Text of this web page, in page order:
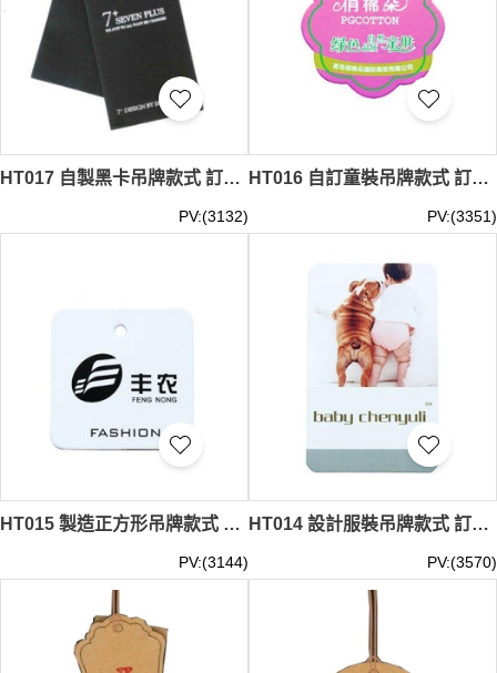
HT017 自製黑卡吊牌款式 訂造燙金吊牌款式 燙金 燙銀 成衣吊牌 服裝吊牌 商標吊牌 製作服裝吊牌款式 吊牌製造商
PV:(3132)
HT016 自訂童裝吊牌款式 訂造花邊型吊牌款式 花邊型吊牌 銅版覆膜吊牌 設計銅版覆膜吊牌款式 吊牌專門店
PV:(3351)
HT015 製造正方形吊牌款式 訂做童裝吊牌款式 成衣吊牌 服裝吊牌 商標吊牌 銅紙覆膜吊牌 設計銅紙覆膜吊牌款式 吊牌中心
PV:(3144)
HT014 設計服裝吊牌款式 訂做銅版覆膜吊牌款式 成衣吊牌 服裝吊牌 商標吊牌 銅版覆膜吊牌 自訂童裝吊牌款式 吊牌生產商
PV:(3570)